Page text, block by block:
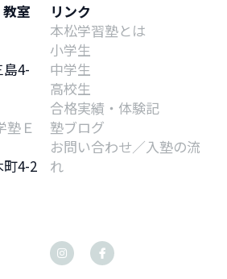
室
4-
塾Ｅ
4-2
リンク
本松学習塾とは
小学生
中学生
高校生
合格実績・体験記
塾ブログ
お問い合わせ／入塾の流
れ